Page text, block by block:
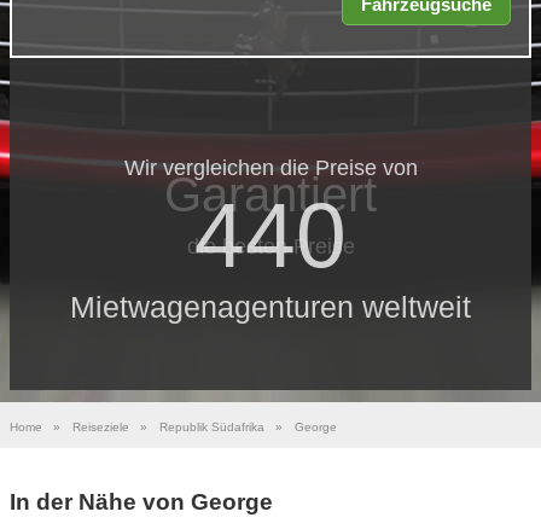
Wir vergleichen die Preise von
440
Mietwagenagenturen weltweit
Garantiert
die besten Preise
Home » Reiseziele » Republik Südafrika » George
In der Nähe von George